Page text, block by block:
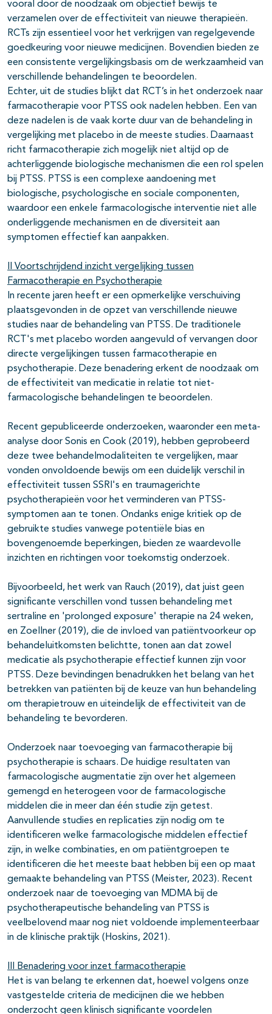
vooral door de noodzaak om objectief bewijs te
verzamelen over de effectiviteit van nieuwe therapieën.
RCTs zijn essentieel voor het verkrijgen van regelgevende
goedkeuring voor nieuwe medicijnen. Bovendien bieden ze
een consistente vergelijkingsbasis om de werkzaamheid van
verschillende behandelingen te beoordelen.
Echter, uit de studies blijkt dat RCT’s in het onderzoek naar
farmacotherapie voor PTSS ook nadelen hebben. Een van
deze nadelen is de vaak korte duur van de behandeling in
vergelijking met placebo in de meeste studies. Daarnaast
richt farmacotherapie zich mogelijk niet altijd op de
achterliggende biologische mechanismen die een rol spelen
bij PTSS. PTSS is een complexe aandoening met
biologische, psychologische en sociale componenten,
waardoor een enkele farmacologische interventie niet alle
onderliggende mechanismen en de diversiteit aan
symptomen effectief kan aanpakken.
II Voortschrijdend inzicht vergelijking tussen
Farmacotherapie en Psychotherapie
In recente jaren heeft er een opmerkelijke verschuiving
plaatsgevonden in de opzet van verschillende nieuwe
studies naar de behandeling van PTSS. De traditionele
RCT's met placebo worden aangevuld of vervangen door
directe vergelijkingen tussen farmacotherapie en
psychotherapie. Deze benadering erkent de noodzaak om
de effectiviteit van medicatie in relatie tot niet-
farmacologische behandelingen te beoordelen.
Recent gepubliceerde onderzoeken, waaronder een meta-
analyse door Sonis en Cook (2019), hebben geprobeerd
deze twee behandelmodaliteiten te vergelijken, maar
vonden onvoldoende bewijs om een duidelijk verschil in
effectiviteit tussen SSRI's en traumagerichte
psychotherapieën voor het verminderen van PTSS-
symptomen aan te tonen. Ondanks enige kritiek op de
gebruikte studies vanwege potentiële bias en
bovengenoemde beperkingen, bieden ze waardevolle
inzichten en richtingen voor toekomstig onderzoek.
Bijvoorbeeld, het werk van Rauch (2019), dat juist geen
significante verschillen vond tussen behandeling met
sertraline en 'prolonged exposure' therapie na 24 weken,
en Zoellner (2019), die de invloed van patiëntvoorkeur op
behandeluitkomsten belichtte, tonen aan dat zowel
medicatie als psychotherapie effectief kunnen zijn voor
PTSS. Deze bevindingen benadrukken het belang van het
betrekken van patiënten bij de keuze van hun behandeling
om therapietrouw en uiteindelijk de effectiviteit van de
behandeling te bevorderen.
Onderzoek naar toevoeging van farmacotherapie bij
psychotherapie is schaars. De huidige resultaten van
farmacologische augmentatie zijn over het algemeen
gemengd en heterogeen voor de farmacologische
middelen die in meer dan één studie zijn getest.
Aanvullende studies en replicaties zijn nodig om te
identificeren welke farmacologische middelen effectief
zijn, in welke combinaties, en om patiëntgroepen te
identificeren die het meeste baat hebben bij een op maat
gemaakte behandeling van PTSS (Meister, 2023). Recent
onderzoek naar de toevoeging van MDMA bij de
psychotherapeutische behandeling van PTSS is
veelbelovend maar nog niet voldoende implementeerbaar
in de klinische praktijk (Hoskins, 2021).
III Benadering voor inzet farmacotherapie
Het is van belang te erkennen dat, hoewel volgens onze
vastgestelde criteria de medicijnen die we hebben
onderzocht geen klinisch significante voordelen